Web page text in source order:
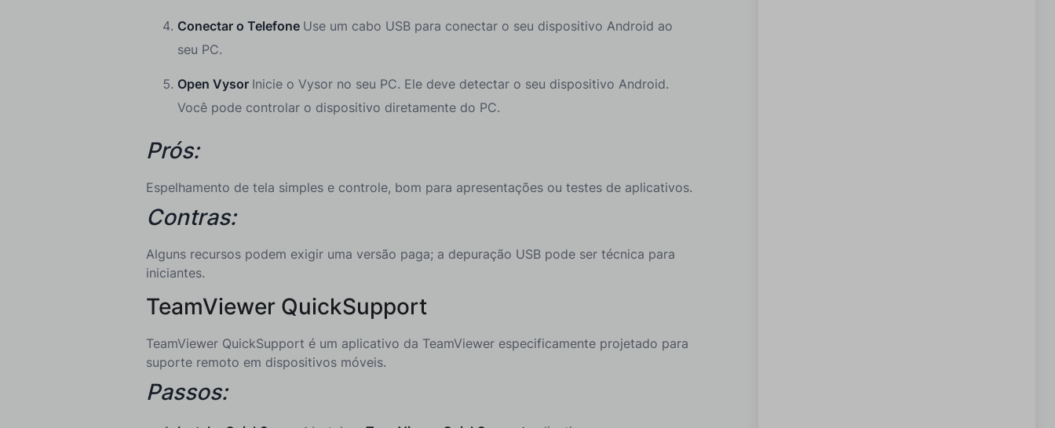
Conectar o Telefone Use um cabo USB para conectar o seu dispositivo Android ao
seu PC.
Open Vysor Inicie o Vysor no seu PC. Ele deve detectar o seu dispositivo Android.
Você pode controlar o dispositivo diretamente do PC.
Prós:
Espelhamento de tela simples e controle, bom para apresentações ou testes de aplicativos.
Contras:
Alguns recursos podem exigir uma versão paga; a depuração USB pode ser técnica para
iniciantes.
TeamViewer QuickSupport
TeamViewer QuickSupport é um aplicativo da TeamViewer especificamente projetado para
suporte remoto em dispositivos móveis.
Passos: